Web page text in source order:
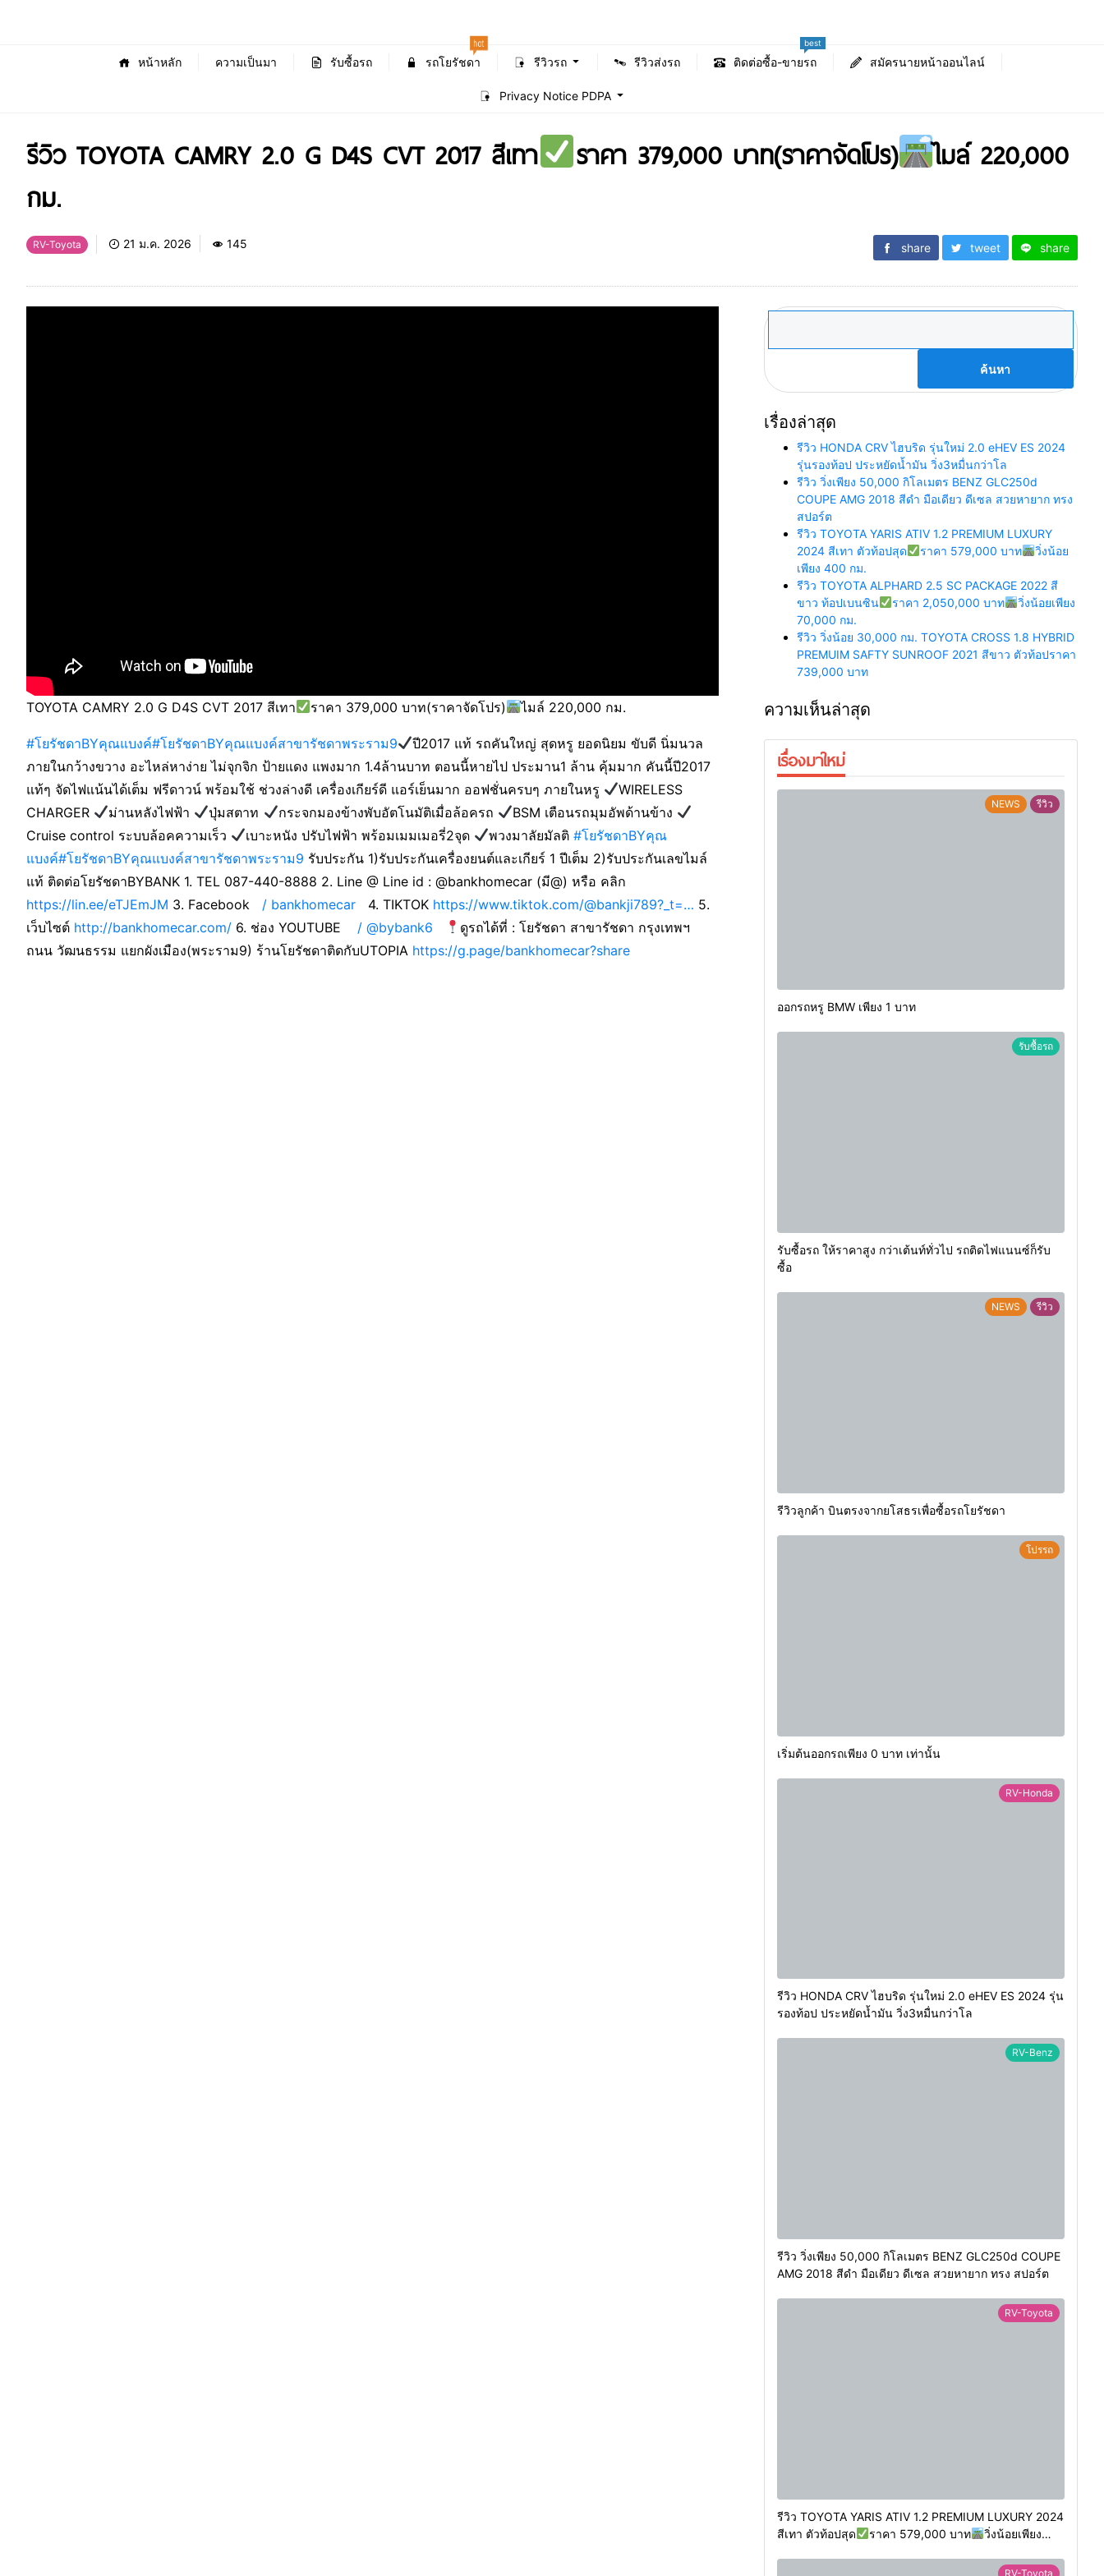
หน้าหลัก ความเป็นมา รับซื้อรถ รถโยรัชดา
hot
รีวิวรถ รีวิวส่งรถ ติดต่อซื้อ-ขายรถ
best
สมัครนายหน้าออนไลน์
Privacy Notice PDPA
รีวิว TOYOTA CAMRY 2.0 G D4S CVT 2017 สีเทา ราคา 379,000 บาท(ราคาจัดโปร)
ไมล์ 220,000
กม.
RV-Toyota 21 ม.ค. 2026 145 share tweet share
TOYOTA CAMRY 2.0 G D4S CVT 2017 สีเทา ราคา 379,000 บาท(ราคาจัดโปร) ไมล์ 220,000 กม.
#โยรัชดาBYคุณแบงค์#โยรัชดาBYคุณแบงค์สาขารัชดาพระราม9
ปี2017 แท้ รถคันใหญ่ สุดหรู ยอดนิยม ขับดี นิ่มนวล
ภายในกว้างขวาง อะไหล่หาง่าย ไม่จุกจิก ป้ายแดง แพงมาก 1.4ล้านบาท ตอนนี้หายไป ประมาน1 ล้าน คุ้มมาก คันนี้ปี2017
แท้ๆ จัดไฟแน้นได้เต็ม ฟรีดาวน์ พร้อมใช้ ช่วงล่างดี เครื่องเกียร์ดี แอร์เย็นมาก ออฟชั่นครบๆ ภายในหรู
WIRELESS
CHARGER
ม่านหลังไฟฟ้า ปุ่มสตาท กระจกมองข้างพับอัตโนมัติเมื่อล้อครถ
BSM เตือนรถมุมอัพด้านข้าง
Cruise control ระบบล้อคความเร็ว
เบาะหนัง ปรับไฟฟ้า พร้อมเมมเมอรี่2จุด พวงมาลัยมัลติ#โยรัชดาBYคุณ
แบงค์#โยรัชดาBYคุณแบงค์สาขารัชดาพระราม9 รับประกัน 1)รับประกันเครื่องยนต์และเกียร์ 1 ปีเต็ม 2)รับประกันเลขไมล์
แท้ ติดต่อโยรัชดาBYBANK 1. TEL 087-440-8888 2. Line @ Line id : @bankhomecar (มี@) หรือ คลิก
https://lin.ee/eTJEmJM 3. Facebook / bankhomecar 4. TIKTOK https://www.tiktok.com/@bankji789?_t=… 5.
เว็บไซต์ http://bankhomecar.com/ 6. ช่อง YOUTUBE / @bybank6
ดูรถได้ที่ : โยรัชดา สาขารัชดา กรุงเทพฯ
ถนน วัฒนธรรม แยกผังเมือง(พระราม9) ร้านโยรัชดาติดกับUTOPIA https://g.page/bankhomecar?share
ค้นหา
เรื่องล่าสุด
รีวิว HONDA CRV ไฮบริด รุ่นใหม่ 2.0 eHEV ES 2024
รุ่นรองท้อป ประหยัดน้ำมัน วิ่ง3หมื่นกว่าโล
รีวิว วิ่งเพียง 50,000 กิโลเมตร BENZ GLC250d
COUPE AMG 2018 สีดำ มือเดียว ดีเซล สวยหายาก ทรง
สปอร์ต
รีวิว TOYOTA YARIS ATIV 1.2 PREMIUM LUXURY
2024 สีเทา ตัวท้อปสุด
ราคา 579,000 บาท
วิ่งน้อย
เพียง 400 กม.
รีวิว TOYOTA ALPHARD 2.5 SC PACKAGE 2022 สี
ขาว ท้อปเบนซิน
ราคา 2,050,000 บาท
วิ่งน้อยเพียง
70,000 กม.
รีวิว วิ่งน้อย 30,000 กม. TOYOTA CROSS 1.8 HYBRID
PREMUIM SAFTY SUNROOF 2021 สีขาว ตัวท้อปราคา
739,000 บาท
ความเห็นล่าสุด
เรื่องมาใหม่
NEWS รีวิว
ออกรถหรู BMW เพียง 1 บาท
รับซื้อรถ
รับซื้อรถ ให้ราคาสูง กว่าเต้นท์ทั่วไป รถติดไฟแนนซ์ก็รับ
ซื้อ
NEWS รีวิว
รีวิวลูกค้า บินตรงจากยโสธรเพื่อซื้อรถโยรัชดา
โปรรถ
เริ่มต้นออกรถเพียง 0 บาท เท่านั้น
RV-Honda
รีวิว HONDA CRV ไฮบริด รุ่นใหม่ 2.0 eHEV ES 2024 รุ่น
รองท้อป ประหยัดน้ำมัน วิ่ง3หมื่นกว่าโล
RV-Benz
รีวิว วิ่งเพียง 50,000 กิโลเมตร BENZ GLC250d COUPE
AMG 2018 สีดำ มือเดียว ดีเซล สวยหายาก ทรง สปอร์ต
RV-Toyota
รีวิว TOYOTA YARIS ATIV 1.2 PREMIUM LUXURY 2024
สีเทา ตัวท้อปสุด
ราคา 579,000 บาท
วิ่งน้อยเพียง
RV-Toyota